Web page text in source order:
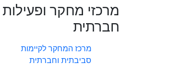
מרכזי מחקר ופעילות
חברתית
מרכז המחקר לקיימות
סביבתית וחברתית